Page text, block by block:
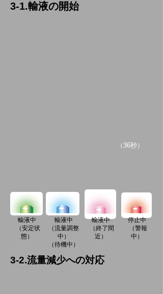
3-1.輸液の開始
​（36秒）
輸液中
（安定状
態）
輸液中
（流量調整
中）
（待機中）
輸液中
（終了間
近）
停止中
（警報
中）
3-2.流量減少への対応